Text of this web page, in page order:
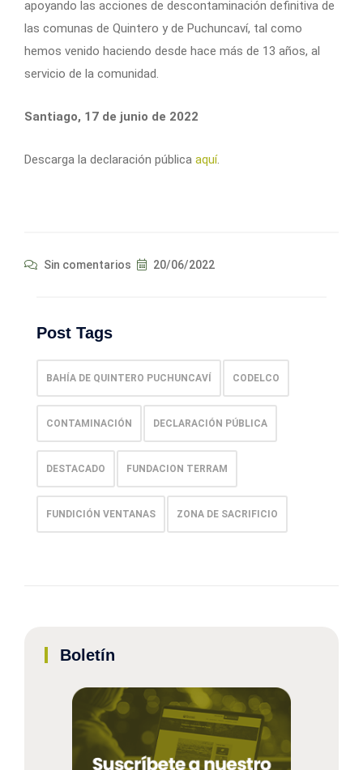
apoyando las acciones de descontaminación definitiva de
las comunas de Quintero y de Puchuncaví, tal como
hemos venido haciendo desde hace más de 13 años, al
servicio de la comunidad.
Santiago, 17 de junio de 2022
Descarga la declaración pública aquí.
Sin comentarios 20/06/2022
Post Tags
BAHÍA DE QUINTERO PUCHUNCAVÍ CODELCO
CONTAMINACIÓN DECLARACIÓN PÚBLICA
DESTACADO FUNDACION TERRAM
FUNDICIÓN VENTANAS ZONA DE SACRIFICIO
Boletín